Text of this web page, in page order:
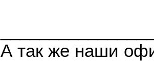
А так же наши